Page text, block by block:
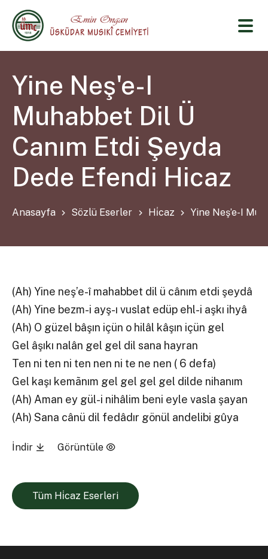
Yine Neş'e-I
Muhabbet Dil Ü
Canım Etdi Şeyda
Dede Efendi Hicaz
Anasayfa Sözlü Eserler Hi̇caz Yine Neş’e-I
(Ah) Yine neş’e-î mahabbet dil ü cânım etdi şeydâ
(Ah) Yine bezm-i ayş-ı vuslat edüp ehl-i aşkı ihyâ
(Ah) O güzel bâşın içün o hilâl kâşın içün gel
Gel âşıkı nalân gel gel dil sana hayran
Ten ni ten ni ten nen ni te ne nen ( 6 defa)
Gel kaşı kemãnım gel gel gel gel dilde nihanım
(Ah) Aman ey gül-i nihâlim beni eyle vasla şayan
(Ah) Sana cânü dil fedâdır gönül andelibi gûya
İndir Görüntüle
Tüm Hi̇caz Eserleri